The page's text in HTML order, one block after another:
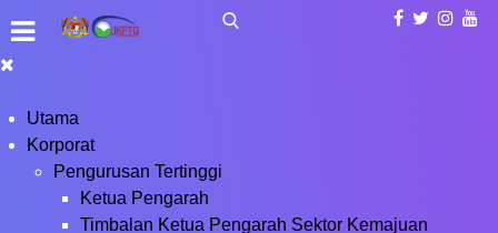
Utama
Korporat
Pengurusan Tertinggi
Ketua Pengarah
Timbalan Ketua Pengarah Sektor Kemajuan